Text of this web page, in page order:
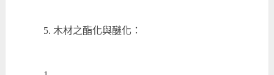
木材之酯化與醚化：